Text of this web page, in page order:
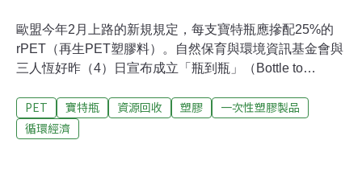
歐盟今年2月上路的新規規定，每支寶特瓶應摻配25%的
rPET（再生PET塑膠料）。自然保育與環境資訊基金會與
三人恆好昨（4）日宣布成立「瓶到瓶」（Bottle to
瓶摻配至少30%的rPET，落實循環經濟。民間發起倡
議 促台灣2030年寶特瓶摻三成再生料1992年，環保署
PET 寶特瓶 資源回收 塑膠
一次性塑膠製品
循環經濟